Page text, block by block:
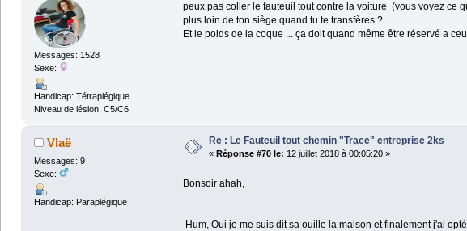
Messages: 1528
Sexe:
Handicap: Tétraplégique
Niveau de lésion: C5/C6
peux pas coller le fauteuil tout contre la voiture (vous voyez ce
plus loin de ton siège quand tu te transfères ?
Et le poids de la coque ... ça doit quand même être réservé a
Vlaë
Messages: 9
Sexe:
Handicap: Paraplégique
Re : Le Fauteuil tout chemin "Trace" entreprise 2ks
« Réponse #70 le: 12 juillet 2018 à 00:05:20 »
Bonsoir ahah,
Hum, Oui je me suis dit sa ouille la maison et finalement j'ai